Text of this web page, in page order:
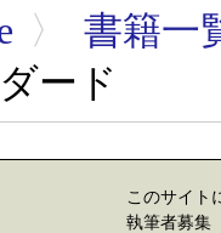
〉 書籍一
ード
このサイト
執筆者募集